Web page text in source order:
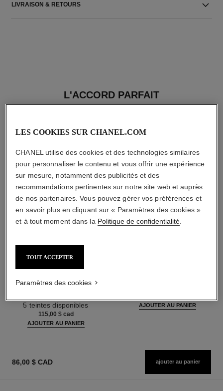
LIVRAISON & RETOURS
L'ACCORD PARFAIT
ensoleillée
Harmonie de Trois Poudres
Blush et Enlumineur. Visage,
Cou et Décolleté. Maxi Format
Réf. 186362
5 teintes disponibles
115,00 $ cad
AJOUTER AU PANIER
AJOUTER AU PANIER
86,00 $ CAD ajouter au panier
LES COOKIES SUR CHANEL.COM
CHANEL utilise des cookies et des technologies similaires
pour personnaliser le contenu et vous offrir une expérience
sur mesure, notamment des publicités et des
recommandations pertinentes sur notre site web et auprès
de nos partenaires. Vous pouvez gérer vos préférences et
en savoir plus en cliquant sur « Paramètres des cookies »
et à tout moment dans la Politique de confidentialité.
TOUT ACCEPTER
Paramètres des cookies